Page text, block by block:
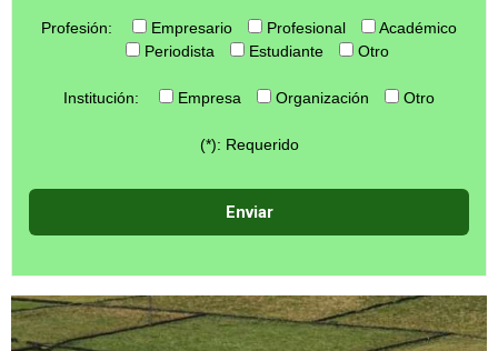
Profesión: Empresario Profesional
Académico
Periodista
Estudiante Otro
Institución: Empresa Organización Otro
(*): Requerido